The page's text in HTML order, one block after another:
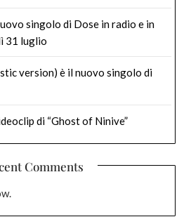
singolo di Dose in radio e in
31 luglio
version) è il nuovo singolo di
di “Ghost of Ninive”
Comments